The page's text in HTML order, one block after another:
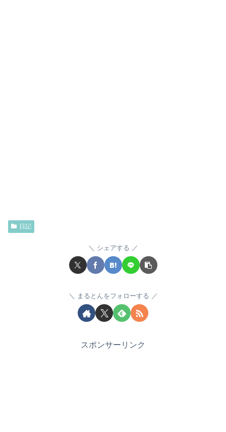
日記
シェアする
まるとんをフォローする
スポンサーリンク